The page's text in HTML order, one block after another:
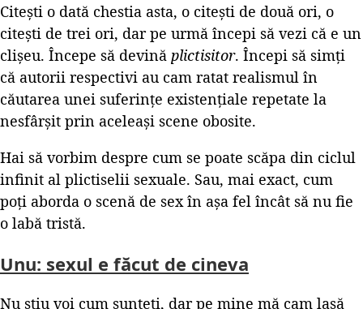
Citești o dată chestia asta, o citești de două ori, o
citești de trei ori, dar pe urmă începi să vezi că e un
clișeu. Începe să devină plictisitor. Începi să simți
că autorii respectivi au cam ratat realismul în
căutarea unei suferințe existențiale repetate la
nesfârșit prin aceleași scene obosite.
Hai să vorbim despre cum se poate scăpa din ciclul
infinit al plictiselii sexuale. Sau, mai exact, cum
poți aborda o scenă de sex în așa fel încât să nu fie
o labă tristă.
Unu: sexul e făcut de cineva
Nu știu voi cum sunteți, dar pe mine mă cam lasă